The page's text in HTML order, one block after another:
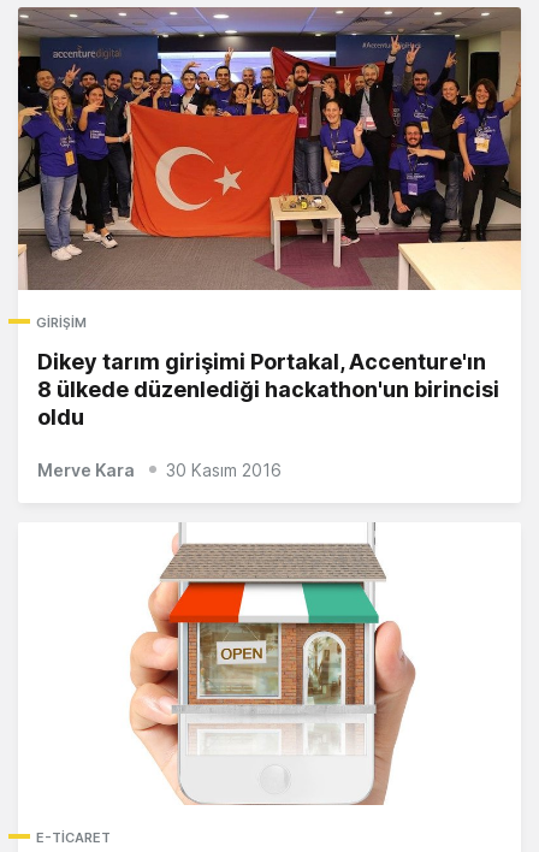
GIRIŞIM
Dikey tarım girişimi Portakal, Accenture'ın
8 ülkede düzenlediği hackathon'un birincisi
oldu
Merve Kara 30 Kasım 2016
E-TICARET